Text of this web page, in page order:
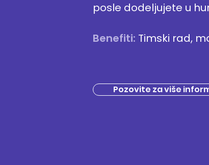
posle dodeljujete u
Benefiti: Timski rad,
Pozovite za više